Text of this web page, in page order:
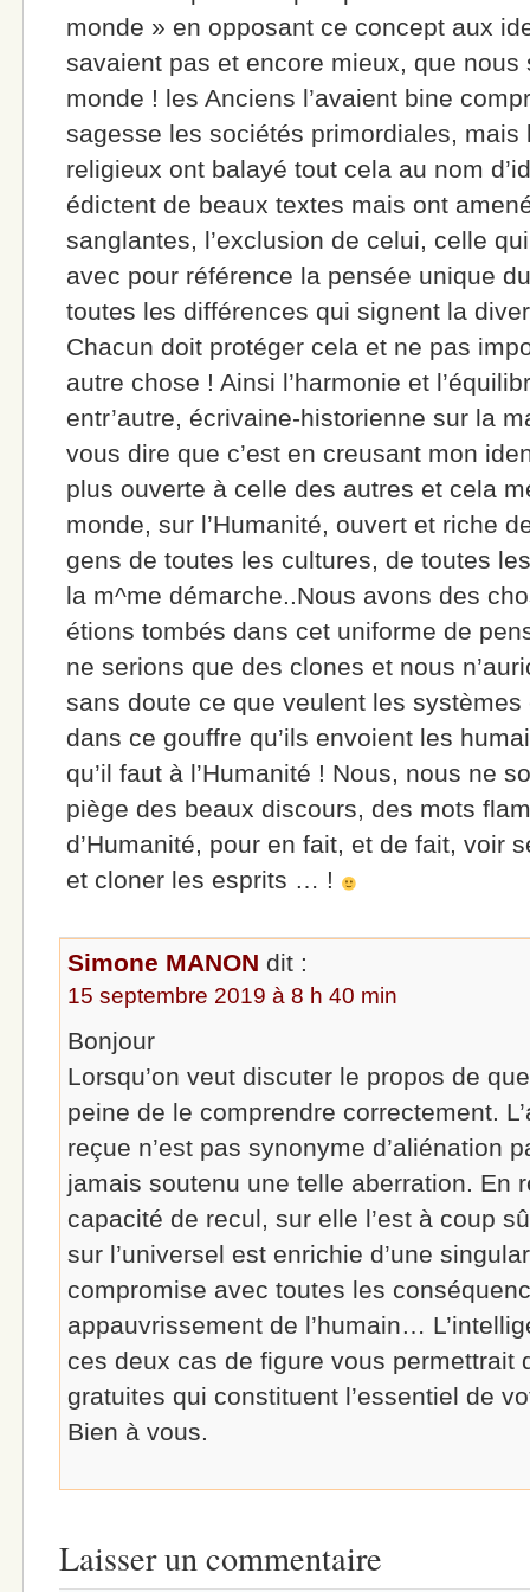
monde » en opposant ce concept aux
savaient pas et encore mieux, que
monde ! les Anciens l’avaient bine
sagesse les sociétés primordiales,
religieux ont balayé tout cela au nom
édictent de beaux textes mais ont
sanglantes, l’exclusion de celui, celle
avec pour référence la pensée unique
toutes les différences qui signent la
Chacun doit protéger cela et ne pas
autre chose ! Ainsi l’harmonie et
entr’autre, écrivaine-historienne sur la
vous dire que c’est en creusant mon
plus ouverte à celle des autres et cela
monde, sur l’Humanité, ouvert et riche
gens de toutes les cultures, de toutes
la m^me démarche..Nous avons des
étions tombés dans cet uniforme de
ne serions que des clones et nous
sans doute ce que veulent les systèmes
dans ce gouffre qu’ils envoient les
qu’il faut à l’Humanité ! Nous, nous ne
piège des beaux discours, des mots
d’Humanité, pour en fait, et de fait, voir
et cloner les esprits … !
Simone MANON dit :
15 septembre 2019 à 8 h 40 min
Bonjour
Lorsqu’on veut discuter le propos de
peine de le comprendre correctement.
reçue n’est pas synonyme d’aliénation
jamais soutenu une telle aberration. En
capacité de recul, sur elle l’est à coup
sur l’universel est enrichie d’une
compromise avec toutes les
appauvrissement de l’humain…
ces deux cas de figure vous permettrait
gratuites qui constituent l’essentiel de
Bien à vous.
Laisser un commentaire